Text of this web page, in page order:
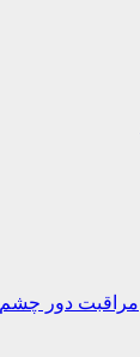
مراقبت دور چشم